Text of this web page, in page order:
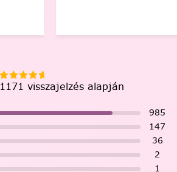
1171 visszajelzés alapján
985
147
36
2
1